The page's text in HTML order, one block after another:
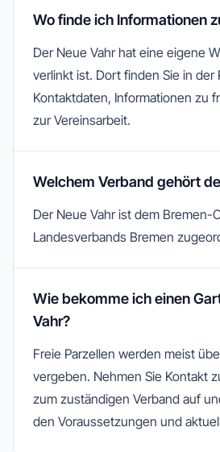
Wo finde ich Informationen
Der Neue Vahr hat eine eigene
verlinkt ist. Dort finden Sie in der
Kontaktdaten, Informationen zu
zur Vereinsarbeit.
Welchem Verband gehört
Der Neue Vahr ist dem Bremen-
Landesverbands Bremen
Wie bekomme ich einen
Vahr?
Freie Parzellen werden meist
vergeben. Nehmen Sie Kontakt
zum zuständigen Verband auf
den Voraussetzungen und